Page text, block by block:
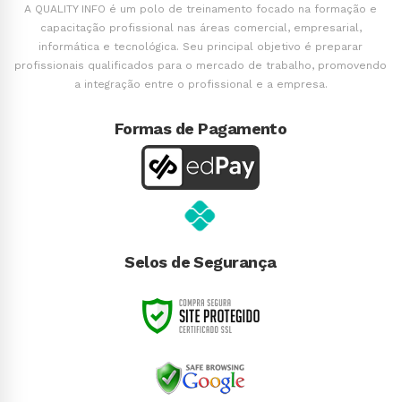
A QUALITY INFO é um polo de treinamento focado na formação e
capacitação profissional nas áreas comercial, empresarial,
informática e tecnológica. Seu principal objetivo é preparar
profissionais qualificados para o mercado de trabalho, promovendo
a integração entre o profissional e a empresa.
Formas de Pagamento
Selos de Segurança